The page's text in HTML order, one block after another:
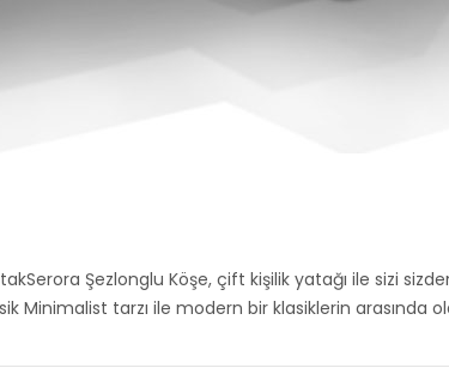
Şezlonglu Köşe, çift kişilik yatağı ile sizi
Minimalist tarzı ile modern bir klasiklerin arasında